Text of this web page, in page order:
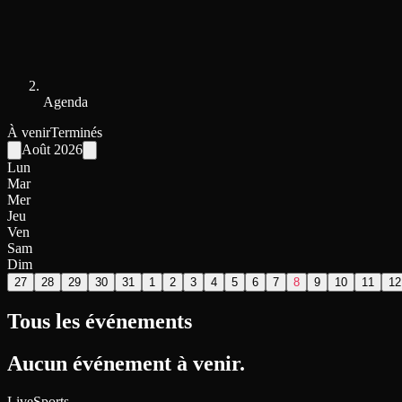
Agenda
À venirTerminés
Août 2026
Lun
Mar
Mer
Jeu
Ven
Sam
Dim
27 28 29 30 31 1 2 3 4 5 6 7 8 9 10 11 12
Tous les événements
Aucun événement à venir.